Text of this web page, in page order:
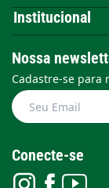
Institucional
Nossa
Cadastre-se para
Conecte-se